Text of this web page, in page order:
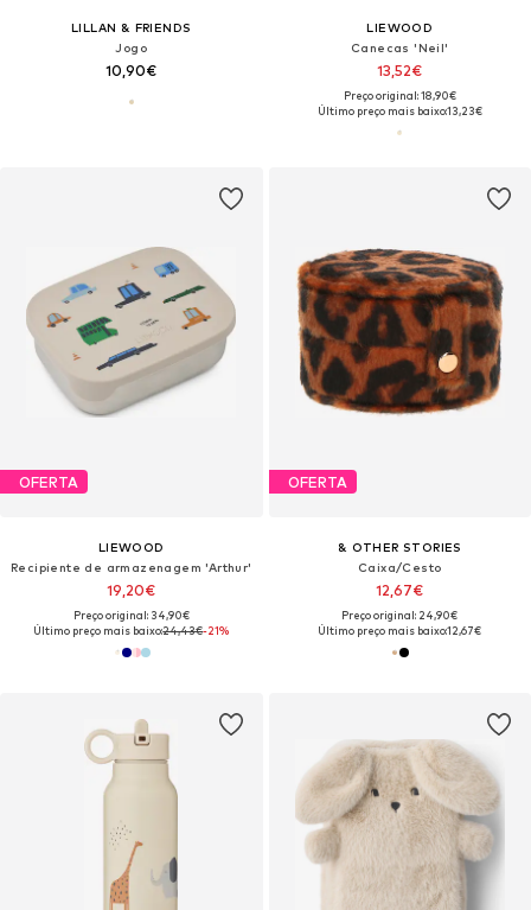
LILLAN & FRIENDS
Jogo
10,90€
LIEWOOD
Canecas 'Neil'
13,52€
Preço original: 18,90€
Último preço mais baixo:13,23€
OFERTA
LIEWOOD
Recipiente de armazenagem 'Arthur'
19,20€
Preço original: 34,90€
Último preço mais baixo:24,43€-21%
OFERTA
& OTHER STORIES
Caixa/Cesto
12,67€
Preço original: 24,90€
Último preço mais baixo:12,67€